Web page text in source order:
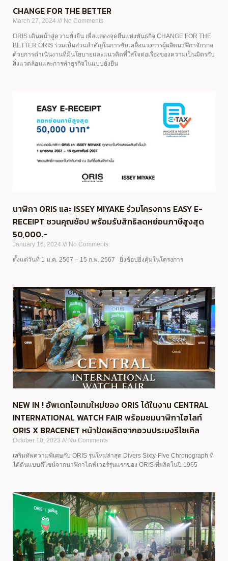
CHANGE FOR THE BETTER
March 27, 2024 No Comments
ORIS เดินหน้าสู่ความยั่งยืน เพื่อแสดงจุดยืนแห่งพันธกิจ CHANGE FOR THE
BETTER ORIS ร่วมเป็นส่วนสำคัญในการขับเคลื่อนวงการผู้ผลิตนาฬิกาจักรกล
ด้วยการดำเนินงานที่มีนโยบายและแนวคิดที่ใส่ใจต่อเรื่องของความเป็นมิตรกับ
สิ่งแวดล้อมและการทำธุรกิจในแบบยั่งยืน
นาฬิกา ORIS และ ISSEY MIYAKE ร่วมโครงการ EASY E-
RECEIPT ชวนคุณช้อป พร้อมรับสิทธิลดหย่อนภาษีสูงสุด
50,000.-
January 16, 2024 No Comments
ตั้งแต่วันที่ 1 ม.ค. 2567 – 15 ก.พ. 2567 ยิ่งช้อปยิ่งคุ้มในโครงการ
NEW IN ! อัพเดทไอเทมใหม่ของ ORIS ได้ในงาน CENTRAL
INTERNATIONAL WATCH FAIR พร้อมชมนาฬิกาไฮไลท์
ORIS X BRACENET หน้าปัดผลิตจากอวนประมงรีไซเคิล
October 10, 2023 No Comments
เสริมทัพความพิเศษกับ ORIS รุ่นใหม่ล่าสุด Divers Sixty-Five Chronograph ที่
ได้ต้นแบบดีไซน์จากนาฬิกาไดฟ์เวอร์รุ่นแรกของ ORIS ที่ผลิตในปี 1965